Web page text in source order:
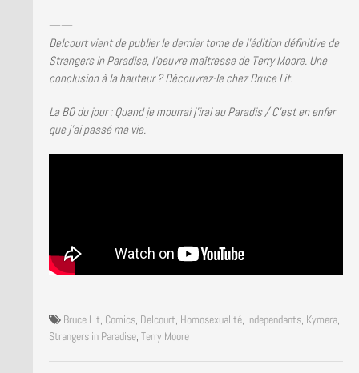
——
Delcourt vient de publier le dernier tome de l’édition définitive de
Strangers in Paradise, l’oeuvre maîtresse de Terry Moore. Une
conclusion à la hauteur ? Découvrez-le chez Bruce Lit.
La BO du jour : Quand je mourrai j’irai au Paradis / C’est en enfer
que j’ai passé ma vie.
Bruce Lit, Comics, Delcourt, Homosexualité, Independants, Kymera,
Strangers in Paradise, Terry Moore